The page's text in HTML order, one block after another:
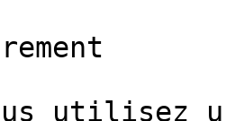
utilisez